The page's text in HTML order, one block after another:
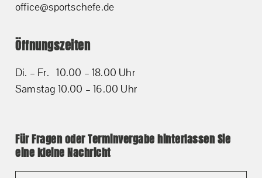
office@sportschefe.de
Öffnungszeiten
Di. – Fr. 10.00 – 18.00 Uhr
Samstag 10.00 – 16.00 Uhr
Für Fragen oder Terminvergabe hinterlassen Sie
eine kleine Nachricht